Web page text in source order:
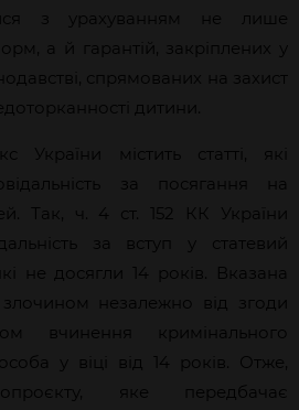
з урахуванням не лише
а й гарантій, закріплених у
спрямованих на захист
дитини.
України містить статті, які
за посягання на
Так, ч. 4 ст. 152 КК України
за вступ у статевий
не досягли 14 років. Вказана
злочином незалежно від згоди
вчинення кримінального
у віці від 14 років. Отже,
яке передбачає